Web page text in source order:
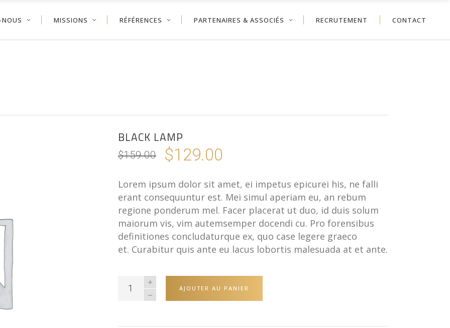
MISSIONS RÉFÉRENCES PARTENAIRES & ASSOCIÉS RECRUTEMENT CONTACT
BLACK LAMP
$159.00 $129.00
Lorem ipsum dolor sit amet, ei impetus epicurei his, ne falli
erant consequuntur est. Mei simul aperiam eu, an rebum
regione ponderum mel. Facer placerat ut duo, id duis solum
maiorum vis, vim autemsemper docendi cu. Pro forensibus
definitiones concludaturque ex, quo case legere graeco
et. Curabitur quis ante eu lacus lobortis malesuada at et ante.
AJOUTER AU PANIER